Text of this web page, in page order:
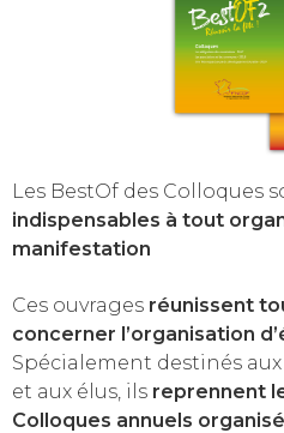
Les BestOf des Colloques
indispensables à tout
manifestation
Ces ouvrages réunissent
concerner l’organisation
Spécialement destinés
et aux élus, ils reprennent
Colloques annuels